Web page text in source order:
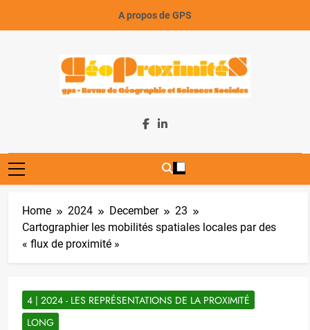
A propos de GPS
GeoProximiteS
Home 2024 December
23
Cartographier les mobilités spatiales locales par des
« flux de proximité »
4 | 2024 - LES REPRÉSENTATIONS DE LA PROXIMITÉ
LONG